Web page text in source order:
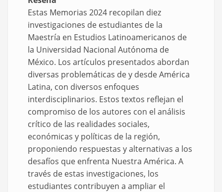
Estas Memorias 2024 recopilan diez
investigaciones de estudiantes de la
Maestría en Estudios Latinoamericanos de
la Universidad Nacional Autónoma de
México. Los artículos presentados abordan
diversas problemáticas de y desde América
Latina, con diversos enfoques
interdisciplinarios. Estos textos reflejan el
compromiso de los autores con el análisis
crítico de las realidades sociales,
económicas y políticas de la región,
proponiendo respuestas y alternativas a los
desafíos que enfrenta Nuestra América. A
través de estas investigaciones, los
estudiantes contribuyen a ampliar el